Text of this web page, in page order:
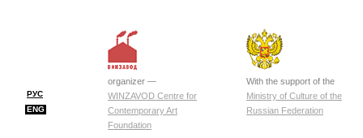
РУС
ENG
organizer —
WINZAVOD Centre for
Contemporary Art
Foundation
With the support of the
Ministry of Culture of the
Russian Federation